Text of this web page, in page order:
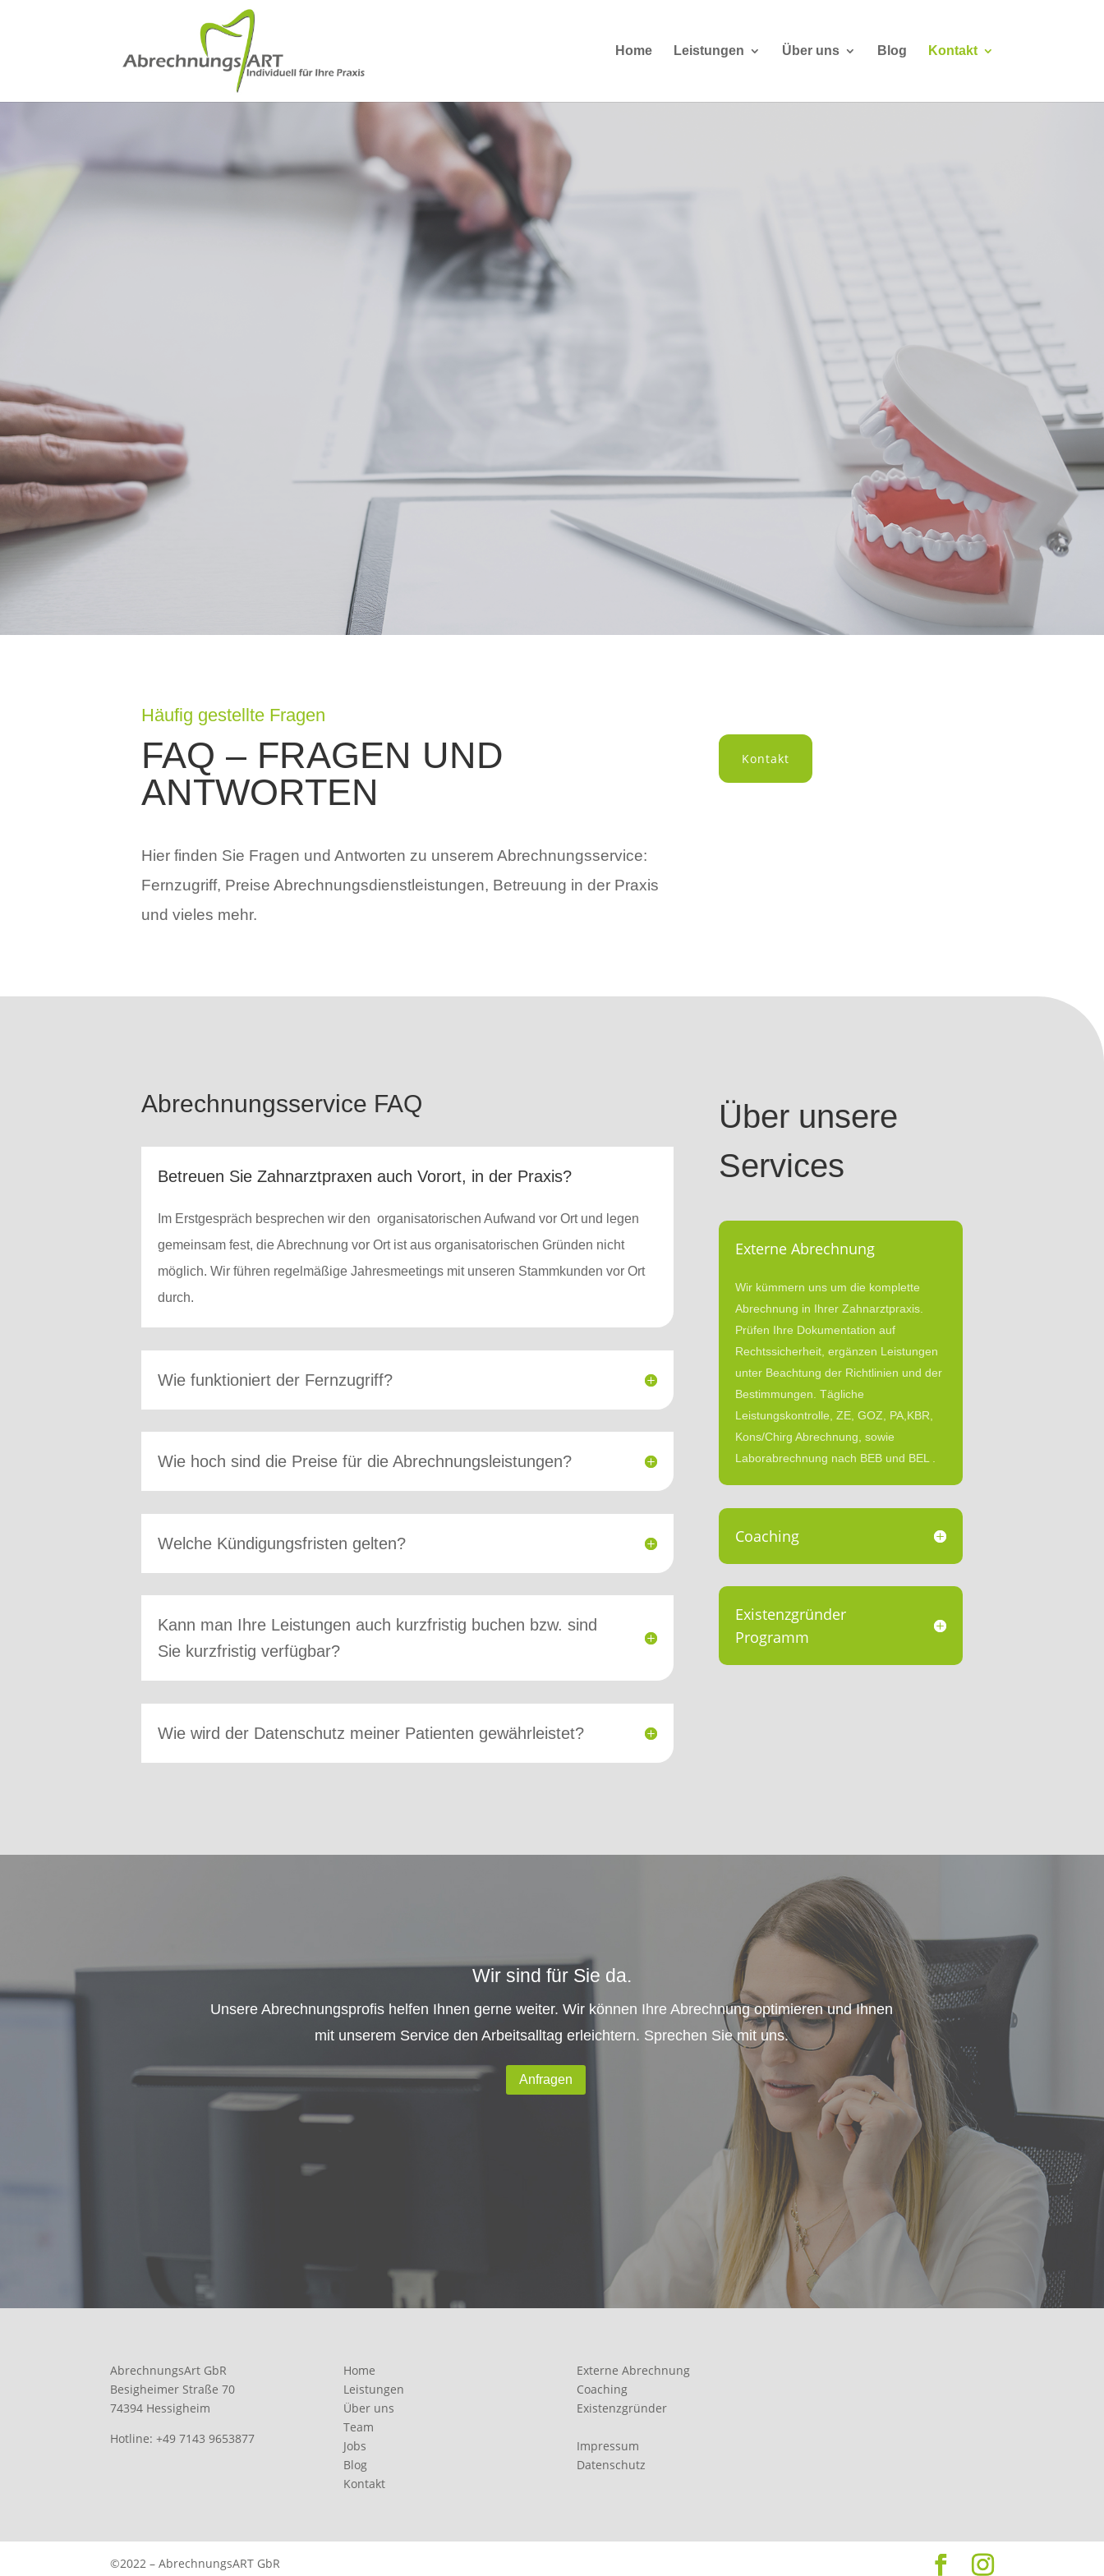
Home Leistungen Über uns Blog Kontakt
Häufig gestellte Fragen
FAQ – FRAGEN UND
ANTWORTEN
Hier finden Sie Fragen und Antworten zu unserem Abrechnungsservice:
Fernzugriff, Preise Abrechnungsdienstleistungen, Betreuung in der Praxis
und vieles mehr.
Kontakt
Abrechnungsservice FAQ
Betreuen Sie Zahnarztpraxen auch Vorort, in der Praxis?
Im Erstgespräch besprechen wir den organisatorischen Aufwand vor Ort und legen
gemeinsam fest, die Abrechnung vor Ort ist aus organisatorischen Gründen nicht
möglich. Wir führen regelmäßige Jahresmeetings mit unseren Stammkunden vor Ort
durch.
Wie funktioniert der Fernzugriff?
Wie hoch sind die Preise für die Abrechnungsleistungen?
Welche Kündigungsfristen gelten?
Kann man Ihre Leistungen auch kurzfristig buchen bzw. sind
Sie kurzfristig verfügbar?
Wie wird der Datenschutz meiner Patienten gewährleistet?
Über unsere
Services
Externe Abrechnung
Wir kümmern uns um die komplette
Abrechnung in Ihrer Zahnarztpraxis.
Prüfen Ihre Dokumentation auf
Rechtssicherheit, ergänzen Leistungen
unter Beachtung der Richtlinien und der
Bestimmungen. Tägliche
Leistungskontrolle, ZE, GOZ, PA,KBR,
Kons/Chirg Abrechnung, sowie
Laborabrechnung nach BEB und BEL .
Coaching
Existenzgründer
Programm
Wir sind für Sie da.
Unsere Abrechnungsprofis helfen Ihnen gerne weiter. Wir können Ihre Abrechnung optimieren und Ihnen
mit unserem Service den Arbeitsalltag erleichtern. Sprechen Sie mit uns.
Anfragen
AbrechnungsArt GbR
Besigheimer Straße 70
74394 Hessigheim
Hotline:+49 7143 9653877
Home
Leistungen
Über uns
Team
Jobs
Blog
Kontakt
Externe Abrechnung
Coaching
Existenzgründer
Impressum
Datenschutz
©2022 – AbrechnungsART GbR